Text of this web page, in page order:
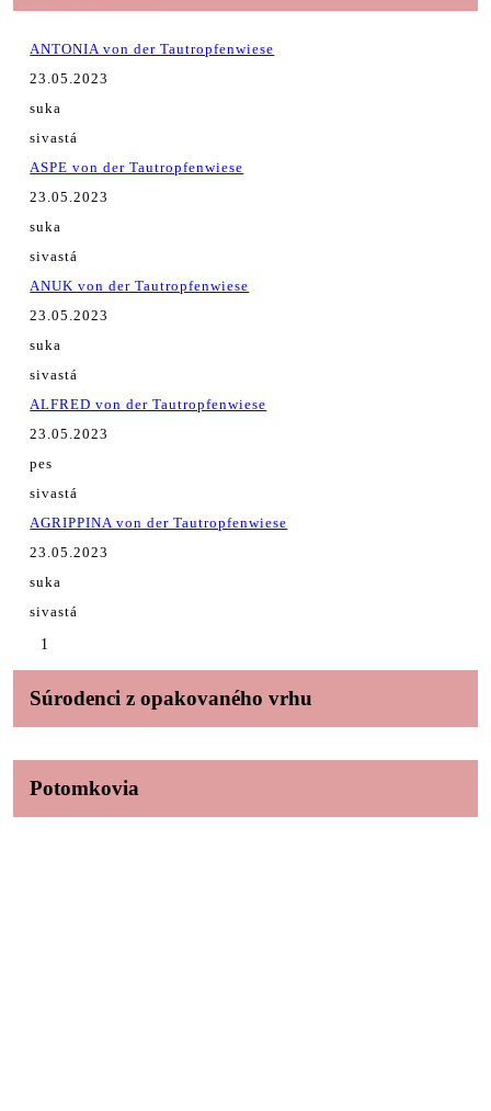
ANTONIA von der Tautropfenwiese
23.05.2023
suka
sivastá
ASPE von der Tautropfenwiese
23.05.2023
suka
sivastá
ANUK von der Tautropfenwiese
23.05.2023
suka
sivastá
ALFRED von der Tautropfenwiese
23.05.2023
pes
sivastá
AGRIPPINA von der Tautropfenwiese
23.05.2023
suka
sivastá
1
Súrodenci z opakovaného vrhu
Potomkovia